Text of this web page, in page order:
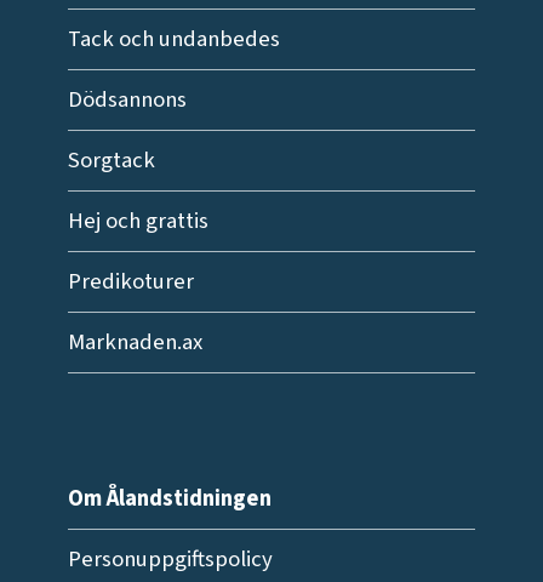
Tack och undanbedes
Dödsannons
Sorgtack
Hej och grattis
Predikoturer
Marknaden.ax
Om Ålandstidningen
Personuppgiftspolicy